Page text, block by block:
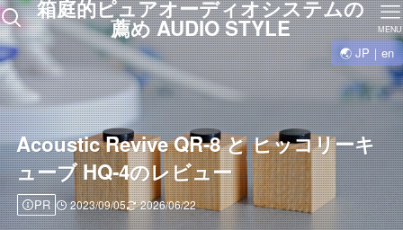
箱庭的ピュアオーディオシステムの
薦め AUDIO STYLE MENU
Acoustic Revive QR-8 と ヒッコリーキ
ューブ HQ-4のレビュー
PR 2023/09/05 2026/06/22
🌏 JP｜en